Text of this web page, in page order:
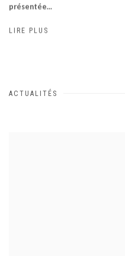
présentée...
LIRE PLUS
ACTUALITÉS